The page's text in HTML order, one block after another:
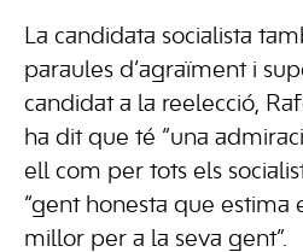
La candidata socialista
paraules d’agraïment i
candidat a la reelecció,
ha dit que té “una
ell com per tots els
“gent honesta que estima
millor per a la seva gent”.